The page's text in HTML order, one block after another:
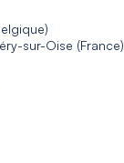
sur-Oise (France)